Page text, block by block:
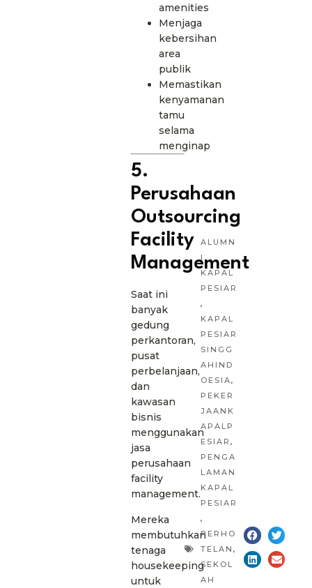
amenities
Menjaga
kebersihan
area
publik
Memastikan
kenyamanan
tamu
selama
menginap
5.
Perusahaan
Outsourcing
Facility
Management
Saat ini
banyak
gedung
perkantoran,
pusat
perbelanjaan,
dan
kawasan
bisnis
menggunakan
jasa
perusahaan
facility
management.
Mereka
membutuhkan
tenaga
housekeeping
untuk
ALUMN
I
KAPAL
PESIAR
,
KAPAL
PESIAR
SINGG
AHIND
OESIA,
PEKER
JAANK
APALP
ESIAR ,
PENGA
LAMAN
KAPAL
PESIAR
,
PERHO
TELAN ,
SEKOL
AH